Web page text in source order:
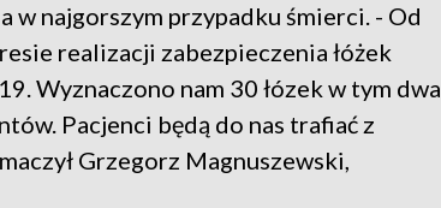
w najgorszym przypadku śmierci. - Od
realizacji zabezpieczenia łóżek
Wyznaczono nam 30 łózek w tym dwa
Pacjenci będą do nas trafiać z
Grzegorz Magnuszewski,